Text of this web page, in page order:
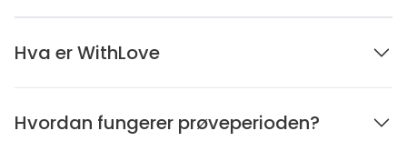
Hva er WithLove
Hvordan fungerer prøveperioden?